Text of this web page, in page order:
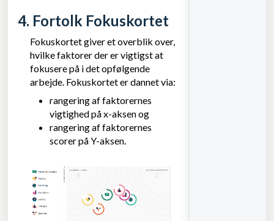
4. Fortolk Fokuskortet
Fokuskortet giver et overblik over,
hvilke faktorer der er vigtigst at
fokusere på i det opfølgende
arbejde. Fokuskortet er dannet via:
rangering af faktorernes
vigtighed på x-aksen og
rangering af faktorernes
scorer på Y-aksen.